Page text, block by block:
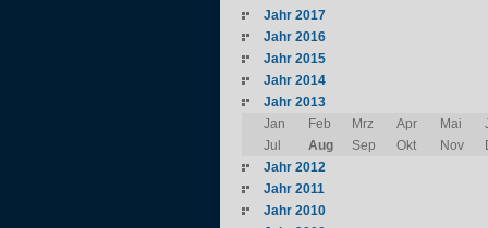
Jahr 2017
Jahr 2016
Jahr 2015
Jahr 2014
Jahr 2013
Jan
Feb Mrz Apr Mai
Jul
Aug Sep Okt Nov
Jahr 2012
Jahr 2011
Jahr 2010